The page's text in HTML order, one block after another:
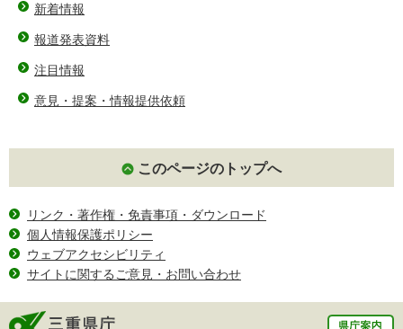
新着情報
報道発表資料
注目情報
意見・提案・情報提供依頼
このページのトップへ
リンク・著作権・免責事項・ダウンロード
個人情報保護ポリシー
ウェブアクセシビリティ
サイトに関するご意見・お問い合わせ